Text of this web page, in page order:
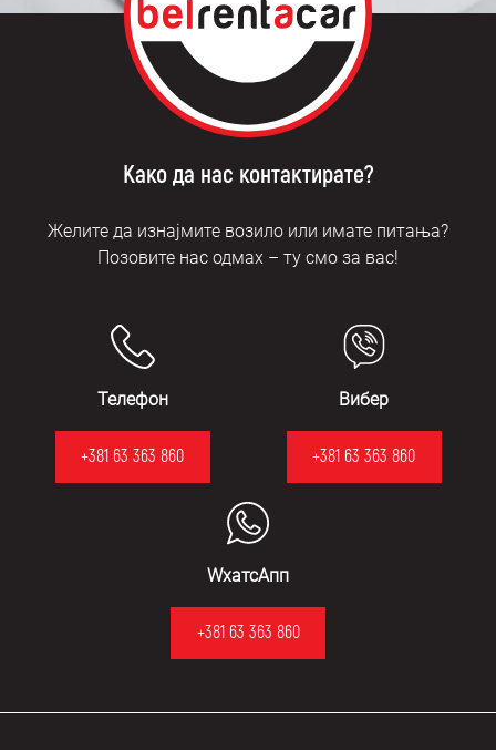
Како да нас контактирате?
Желите да изнајмите возило или имате питања?
Позовите нас одмах – ту смо за вас!
Телефон
+381 63 363 860
Вибер
+381 63 363 860
WхатсАпп
+381 63 363 860